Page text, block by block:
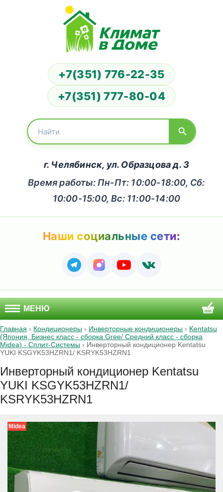
+7(351) 776-22-35
+7(351) 777-80-04
г. Челябинск, ул. Образцова д. 3
Время работы: Пн-Пт: 10:00-18:00, Сб:
10:00-15:00, Вс: 11:00-14:00
Наши социальные сети:
МЕНЮ
Главная › Кондиционеры › Инверторные кондиционеры › Kentatsu
(Япония, Бизнес класс - сборка Gree/ Средний класс - сборка
Midea) - Сплит-Системы › Инверторный кондиционер Kentatsu
YUKI KSGYK53HZRN1/ KSRYK53HZRN1
Инверторный кондиционер Kentatsu
YUKI KSGYK53HZRN1/
KSRYK53HZRN1
Midea